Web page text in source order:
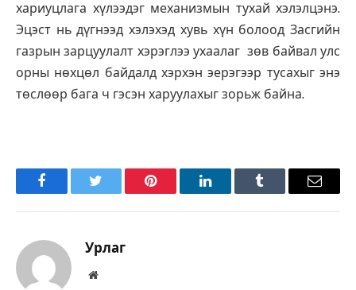
хариуцлага хүлээдэг механизмын тухай хэлэлцэнэ.
Эцэст нь дүгнээд хэлэхэд хувь хүн болоод Засгийн
газрын зарцуулалт хэрэглээ ухаалаг зөв байвал улс
орны нөхцөл байдалд хэрхэн эерэгээр тусахыг энэ
төслөөр бага ч гэсэн харуулахыг зорьж байна.
FacebookTwitter Pinterest LinkedInTumblr Имэйл
Урлаг
Вэбсайт